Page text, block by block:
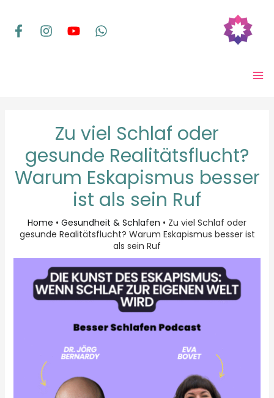
Inhalt
springen
Zu viel Schlaf oder
gesunde Realitätsflucht?
Warum Eskapismus besser
ist als sein Ruf
Home • Gesundheit & Schlafen • Zu viel Schlaf oder
gesunde Realitätsflucht? Warum Eskapismus besser ist
als sein Ruf